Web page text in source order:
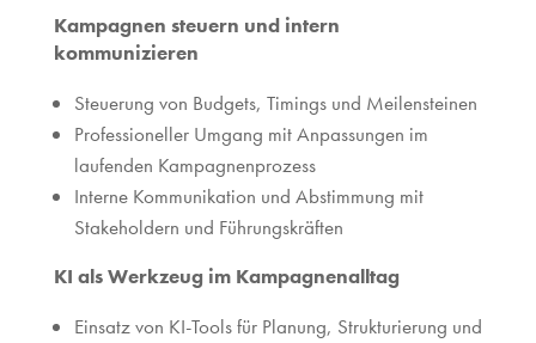
Kampagnen steuern und intern
kommunizieren
Steuerung von Budgets, Timings und Meilensteinen
Professioneller Umgang mit Anpassungen im
laufenden Kampagnenprozess
Interne Kommunikation und Abstimmung mit
Stakeholdern und Führungskräften
KI als Werkzeug im Kampagnenalltag
Einsatz von KI-Tools für Planung, Strukturierung und